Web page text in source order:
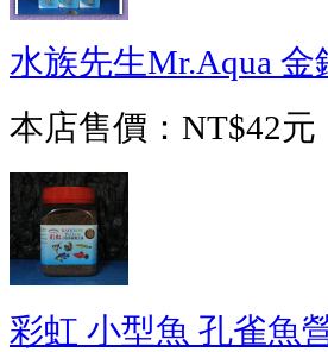
水族先生Mr.Aqua 金
本店售價： NT$42元
彩虹 小型魚 孔雀魚